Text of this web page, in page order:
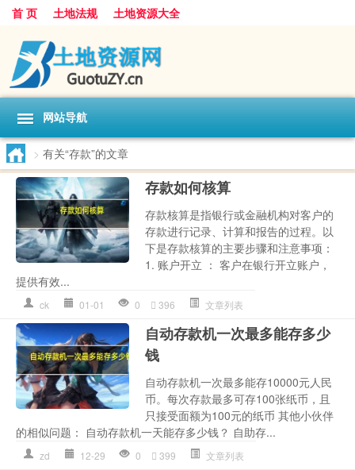
首 页 土地法规 土地资源大全
网站导航
> 有关“存款”的文章
存款如何核算
存款核算是指银行或金融机构对客户的
存款进行记录、计算和报告的过程。以
下是存款核算的主要步骤和注意事项：
1. 账户开立 ： 客户在银行开立账户，
提供有效...
ck 01-01 0 396 文章列表
自动存款机一次最多能存多少
钱
自动存款机一次最多能存10000元人民
币。每次存款最多可存100张纸币，且
只接受面额为100元的纸币 其他小伙伴
的相似问题： 自动存款机一天能存多少钱？ 自助存...
zd 12-29 0 399 文章列表